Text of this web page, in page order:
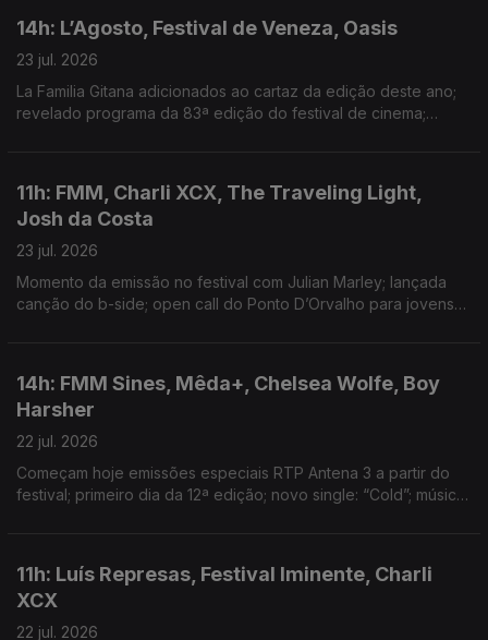
14h: L’Agosto, Festival de Veneza, Oasis
23 jul. 2026
La Familia Gitana adicionados ao cartaz da edição deste ano;
revelado programa da 83ª edição do festival de cinema;
11h: FMM, Charli XCX, The Traveling Light,
Josh da Costa
23 jul. 2026
Momento da emissão no festival com Julian Marley; lançada
canção do b-side; open call do Ponto D’Orvalho para jovens
14h: FMM Sines, Mêda+, Chelsea Wolfe, Boy
Harsher
22 jul. 2026
Começam hoje emissões especiais RTP Antena 3 a partir do
festival; primeiro dia da 12ª edição; novo single: “Cold”; música
11h: Luís Represas, Festival Iminente, Charli
XCX
22 jul. 2026